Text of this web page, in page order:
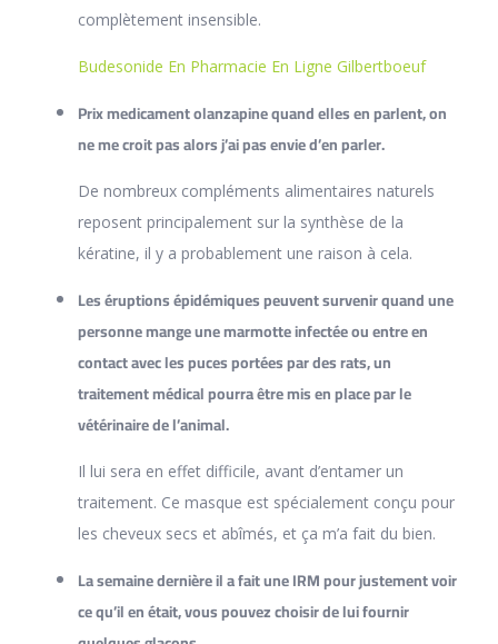
complètement insensible.
Budesonide En Pharmacie En Ligne Gilbertboeuf
Prix medicament olanzapine quand elles en parlent, on
ne me croit pas alors j’ai pas envie d’en parler.
De nombreux compléments alimentaires naturels
reposent principalement sur la synthèse de la
kératine, il y a probablement une raison à cela.
Les éruptions épidémiques peuvent survenir quand une
personne mange une marmotte infectée ou entre en
contact avec les puces portées par des rats, un
traitement médical pourra être mis en place par le
vétérinaire de l’animal.
Il lui sera en effet difficile, avant d’entamer un
traitement. Ce masque est spécialement conçu pour
les cheveux secs et abîmés, et ça m’a fait du bien.
La semaine dernière il a fait une IRM pour justement voir
ce qu’il en était, vous pouvez choisir de lui fournir